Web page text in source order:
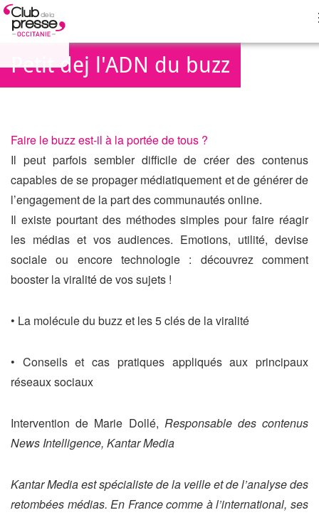
Petit dej l'ADN du buzz
Faire le buzz est-il à la portée de tous ?
Il peut parfois sembler difficile de créer des contenus
capables de se propager médiatiquement et de générer de
l’engagement de la part des communautés online.
Il existe pourtant des méthodes simples pour faire réagir
les médias et vos audiences. Emotions, utilité, devise
sociale ou encore technologie : découvrez comment
booster la viralité de vos sujets !
• La molécule du buzz et les 5 clés de la viralité
• Conseils et cas pratiques appliqués aux principaux
réseaux sociaux
Intervention de Marie Dollé, Responsable des contenus
News Intelligence, Kantar Media
Kantar Media est spécialiste de la veille et de l’analyse des
retombées médias. En France comme à l’international, ses